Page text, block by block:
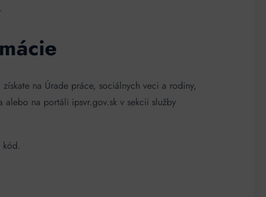
na Úrade práce, sociálnych veci a rodiny,
alebo na portáli ipsvr.gov.sk v sekcii služby
kód.